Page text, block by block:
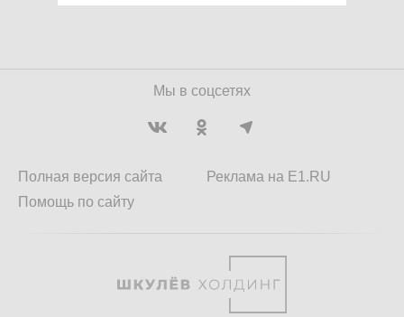
Мы в соцсетях
Полная версия сайта
Помощь по сайту
Реклама на E1.RU